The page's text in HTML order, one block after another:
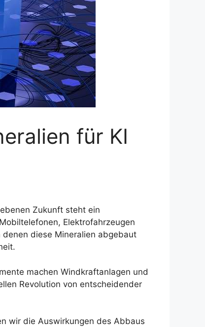
für KI
Zukunft steht ein
Elektrofahrzeugen
diese Mineralien abgebaut
machen Windkraftanlagen und
Revolution von entscheidender
wir die Auswirkungen des Abbaus